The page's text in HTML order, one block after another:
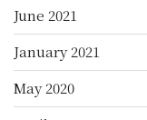
June 2021
January 2021
May 2020